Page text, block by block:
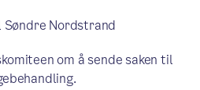
Søndre Nordstrand
om å sende saken til